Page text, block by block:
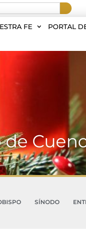
FE PORTAL
SÍNODO